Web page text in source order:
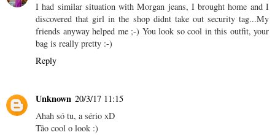
I had similar situation with Morgan jeans, I brought home and I
discovered that girl in the shop didnt take out security tag...My
friends anyway helped me ;-) You look so cool in this outfit, your
bag is really pretty :-)
Reply
Unknown 20/3/17 11:15
Ahah só tu, a sério xD
Tão cool o look :)